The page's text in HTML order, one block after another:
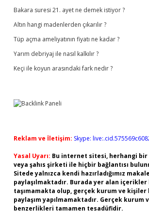
Bakara suresi 21. ayet ne demek istiyor ?
Altın hangi madenlerden çıkarılır ?
Tüp açma ameliyatının fiyatı ne kadar ?
Yarım debriyaj ile nasıl kalkılır ?
Keçi ile koyun arasındaki fark nedir ?
Reklam ve İletişim: Skype:
Yasal Uyarı: Bu internet sitesi, herhangi bir
veya şahıs şirketi ile hiçbir bağlantısı
Sitede yalnızca kendi hazırladığımız
paylaşılmaktadır. Burada yer alan
taşımamakta olup, gerçek kurum ve kişiler
paylaşım yapılmamaktadır. Gerçek kurum
benzerlikleri tamamen tesadüfidir.